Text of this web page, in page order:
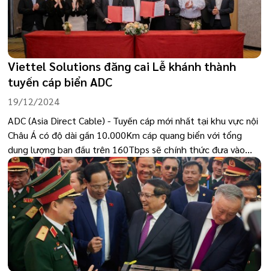
sản phẩm xuất sắc được Tập đoàn Công nghiệp - Viễn thông
Quân đội (Viettel) giới thiệu tại triển lãm.
Viettel Solutions đăng cai Lễ khánh thành
tuyến cáp biển ADC
19/12/2024
ADC (Asia Direct Cable) - Tuyến cáp mới nhất tại khu vực nội
Châu Á có độ dài gần 10.000Km cáp quang biển với tổng
dung lượng ban đầu trên 160Tbps sẽ chính thức đưa vào
khai thác vào ngày 19/12/2024.